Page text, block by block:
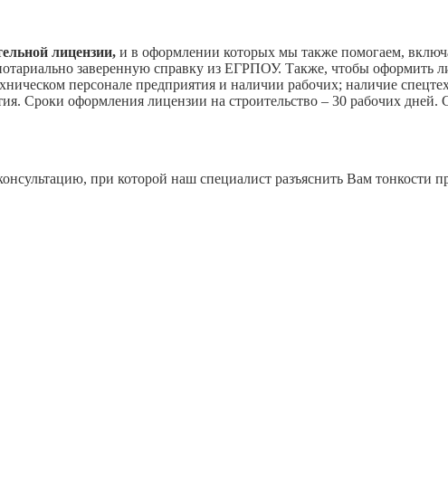
лицензии, и в оформлении которых мы также помогаем,
заверенную справку из ЕГРПОУ. Также, чтобы оформить
персонале предприятия и наличии рабочих; наличие
Сроки оформления лицензии на строительство – 30 рабочих дней.
при которой наш специалист разъяснить Вам тонкости